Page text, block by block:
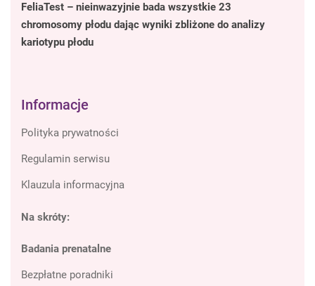
FeliaTest – nieinwazyjnie bada wszystkie 23
chromosomy płodu dając wyniki zbliżone do analizy
kariotypu płodu
Informacje
Polityka prywatności
Regulamin serwisu
Klauzula informacyjna
Na skróty:
Badania prenatalne
Bezpłatne poradniki